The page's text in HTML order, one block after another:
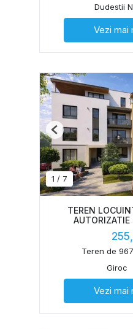
Dudestii
Vezi mai
1 / 7
Previous
TEREN
AUTORIZATIE
Teren de
Giroc
Vezi mai